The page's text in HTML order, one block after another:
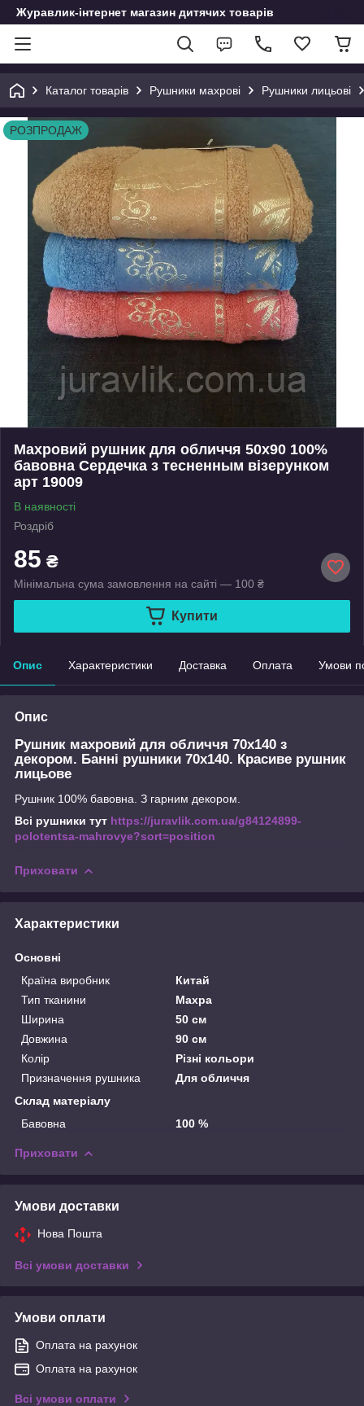
Журавлик-інтернет магазин дитячих товарів
Каталог товарів Рушники махрові Рушники лицьові
РОЗПРОДАЖ
Махровий рушник для обличчя 50х90 100%
бавовна Сердечка з тесненным візерунком
арт 19009
В наявності
Роздріб
85 ₴
Мінімальна сума замовлення на сайті — 100 ₴
Купити
Опис Характеристики Доставка Оплата Умови
Опис
Рушник махровий для обличчя 70х140 з
декором. Банні рушники 70х140. Красиве рушник
лицьове
Рушник 100% бавовна. З гарним декором.
Всі рушники тут https://juravlik.com.ua/g84124899-
polotentsa-mahrovye?sort=position
Приховати
Характеристики
Основні
Країна виробник
Китай
Тип тканини
Махра
Ширина
50 см
Довжина
90 см
Колір
Різні кольори
Призначення рушника
Для обличчя
Склад матеріалу
Бавовна
100 %
Приховати
Умови доставки
Нова Пошта
Всі умови доставки
Умови оплати
Оплата на рахунок
Оплата на рахунок
Всі умови оплати